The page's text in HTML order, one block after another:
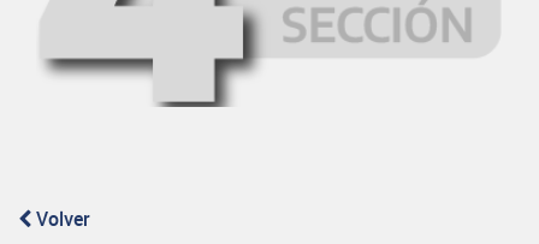
Volver